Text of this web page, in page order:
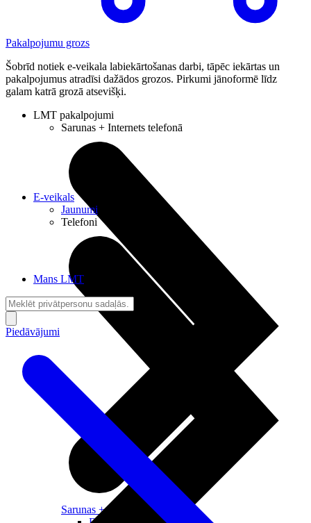
Pakalpojumu grozs
Šobrīd notiek e-veikala labiekārtošanas darbi, tāpēc iekārtas un
pakalpojumus atradīsi dažādos grozos. Pirkumi jānoformē līdz
galam katrā grozā atsevišķi.
LMT pakalpojumi
Sarunas + Internets telefonā
Sarunas + Internets
E-veikals
Jaunumi
Telefoni
Mans LMT
Piedāvājumi